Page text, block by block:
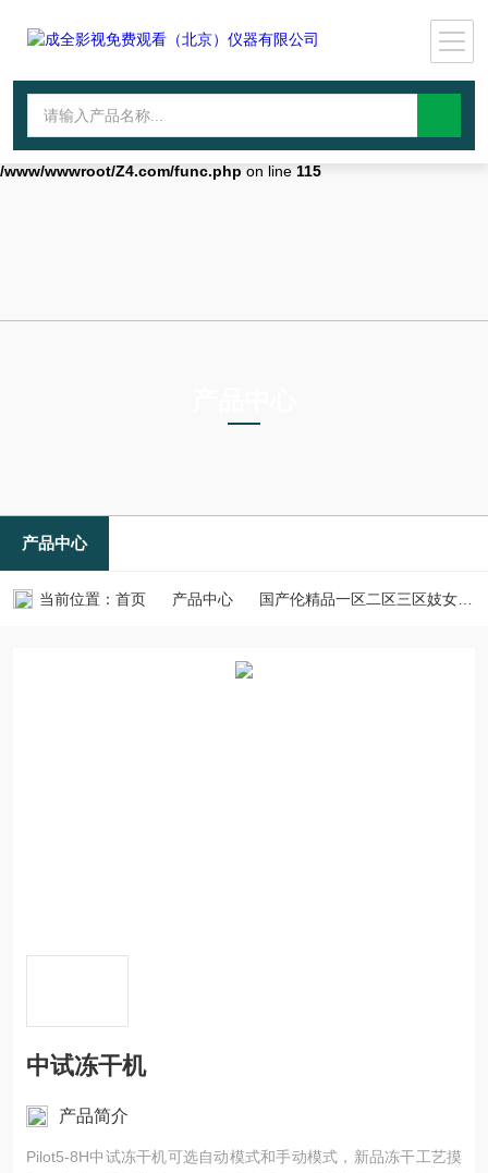
Warning: mkdir(): No space left on device in
file_put_contents(./cachefile_yuan/wwyjgs.com/cache/5b/2fdbe/
failed to open stream: No such file or directory in
/www/wwwroot/Z4.com/func.php on line 115
产品中心
当前位置： 首页 产品中心 国产伦精品一区二区三区妓女
中试冻干机
产品简介
Pilot5-8H中试冻干机可选自动模式和手动模式，新品冻干工艺摸